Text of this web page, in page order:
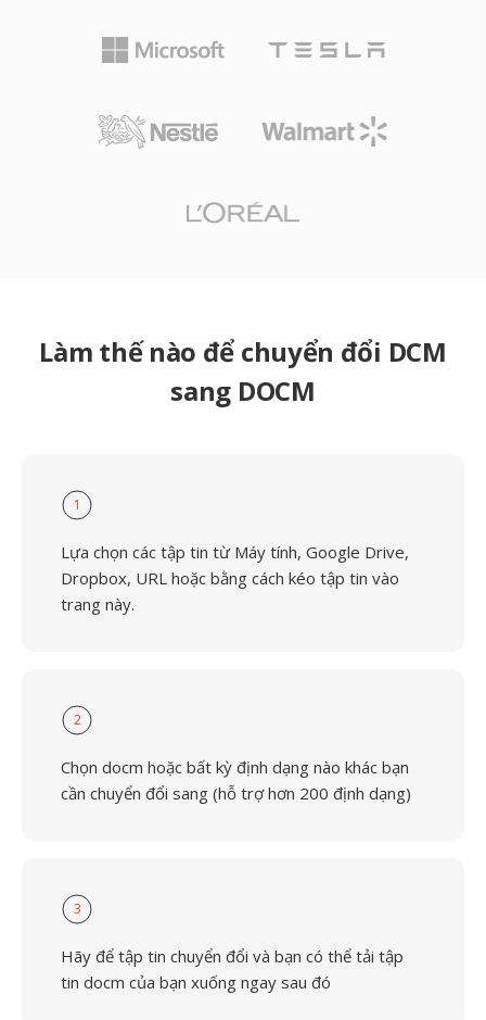
Làm thế nào để chuyển đổi DCM
sang DOCM
1
Lựa chọn các tập tin từ Máy tính, Google Drive,
Dropbox, URL hoặc bằng cách kéo tập tin vào
trang này.
2
Chọn docm hoặc bất kỳ định dạng nào khác bạn
cần chuyển đổi sang (hỗ trợ hơn 200 định dạng)
3
Hãy để tập tin chuyển đổi và bạn có thể tải tập
tin docm của bạn xuống ngay sau đó